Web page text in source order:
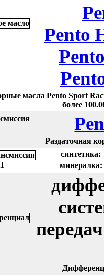
Pento
масла Pento Sport
более
Раздаточная
синтетика:
минералка: